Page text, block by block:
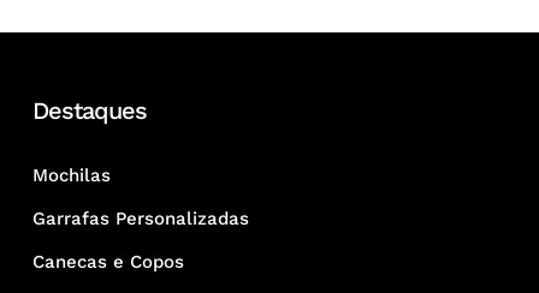
Destaques
Mochilas
Garrafas Personalizadas
Canecas e Copos